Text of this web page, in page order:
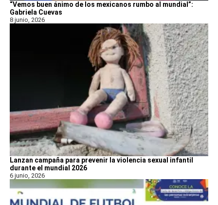
“Vemos buen ánimo de los mexicanos rumbo al mundial”:
Gabriela Cuevas
8 junio, 2026
Lanzan campaña para prevenir la violencia sexual infantil
durante el mundial 2026
6 junio, 2026